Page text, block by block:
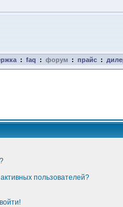
: faq : форум : прайс :
пользователей?